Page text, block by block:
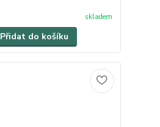
skladem
Přidat do košíku